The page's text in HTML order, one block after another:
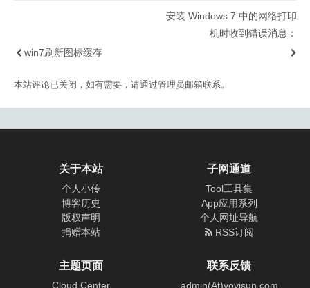
win7刷新图标缓存
安装 Windows 7 中的网络打印
机时收到错误消息：
本站评论已关闭，如有需要，请通过管理员邮箱联系。
关于本站
个人小传
博客历史
版权声明
捐赠本站
子网通道
Tool工具集
App应用系列
个人网址导航
RSS订阅
主题页面
Cloud Center
联系反馈
admin(At)yovisun.com